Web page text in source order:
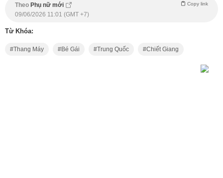
Theo Phụ nữ mới Copy link
09/06/2026 11:01 (GMT +7)
Từ Khóa:
Thang Máy Bé Gái Trung Quốc Chiết Giang